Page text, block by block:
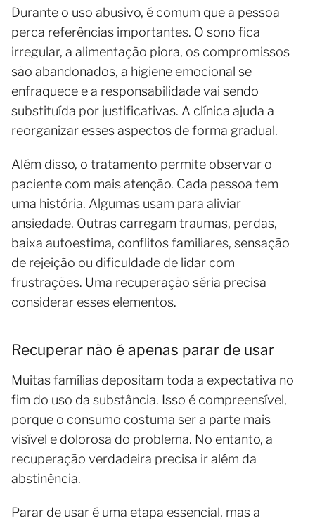
Durante o uso abusivo, é comum que a pessoa
perca referências importantes. O sono fica
irregular, a alimentação piora, os compromissos
são abandonados, a higiene emocional se
enfraquece e a responsabilidade vai sendo
substituída por justificativas. A clínica ajuda a
reorganizar esses aspectos de forma gradual.
Além disso, o tratamento permite observar o
paciente com mais atenção. Cada pessoa tem
uma história. Algumas usam para aliviar
ansiedade. Outras carregam traumas, perdas,
baixa autoestima, conflitos familiares, sensação
de rejeição ou dificuldade de lidar com
frustrações. Uma recuperação séria precisa
considerar esses elementos.
Recuperar não é apenas parar de usar
Muitas famílias depositam toda a expectativa no
fim do uso da substância. Isso é compreensível,
porque o consumo costuma ser a parte mais
visível e dolorosa do problema. No entanto, a
recuperação verdadeira precisa ir além da
abstinência.
Parar de usar é uma etapa essencial, mas a